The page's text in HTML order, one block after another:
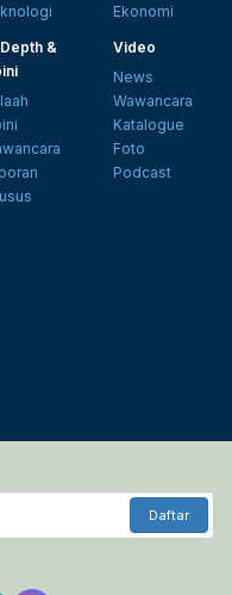
Ekonomi
&
Video
News
Wawancara
Katalogue
Foto
Podcast
Daftar